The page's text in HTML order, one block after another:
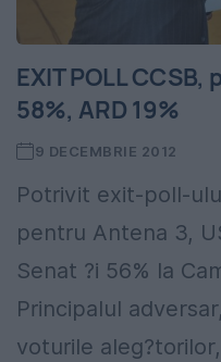
EXIT POLL
58%, ARD 19%
9 DECEMBRIE 2012
Potrivit exit-poll-
pentru Antena 3,
Senat ?i 56% la
Principalul
voturile